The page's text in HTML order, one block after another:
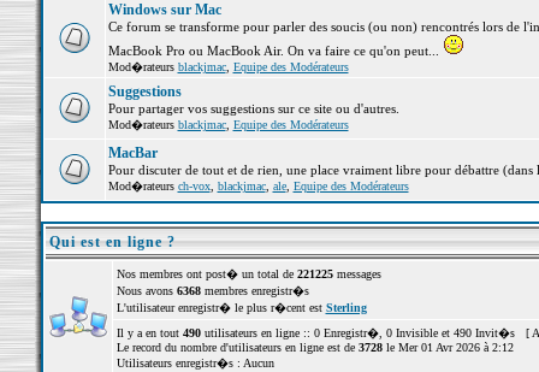
Windows sur Mac
Ce forum se transforme pour parler des soucis (ou non) rencontrés lors de
MacBook Pro ou MacBook Air. On va faire ce qu'on peut...
Mod�rateurs blackjmac, Equipe des Modérateurs
Suggestions
Pour partager vos suggestions sur ce site ou d'autres.
Mod�rateurs blackjmac, Equipe des Modérateurs
MacBar
Pour discuter de tout et de rien, une place vraiment libre pour débattre (dans
Mod�rateurs ch-vox, blackjmac, ale, Equipe des Modérateurs
Qui est en ligne ?
Nos membres ont post� un total de 221225messages
Nous avons 6368membres enregistr�s
L'utilisateur enregistr� le plus r�cent est Sterling
Il y a en tout 490utilisateurs en ligne :: 0 Enregistr�, 0 Invisible et 490 Invit�s [
Le record du nombre d'utilisateurs en ligne est de 3728le Mer 01 Avr 2026 à 2:12
Utilisateurs enregistr�s : Aucun